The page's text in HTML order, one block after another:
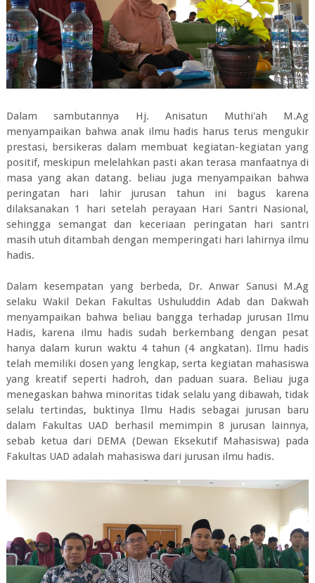
Dalam sambutannya Hj. Anisatun Muthi'ah M.Ag
menyampaikan bahwa anak ilmu hadis harus terus mengukir
prestasi, bersikeras dalam membuat kegiatan-kegiatan yang
positif, meskipun melelahkan pasti akan terasa manfaatnya di
masa yang akan datang. beliau juga menyampaikan bahwa
peringatan hari lahir jurusan tahun ini bagus karena
dilaksanakan 1 hari setelah perayaan Hari Santri Nasional,
sehingga semangat dan keceriaan peringatan hari santri
masih utuh ditambah dengan memperingati hari lahirnya ilmu
hadis.
Dalam kesempatan yang berbeda, Dr. Anwar Sanusi M.Ag
selaku Wakil Dekan Fakultas Ushuluddin Adab dan Dakwah
menyampaikan bahwa beliau bangga terhadap jurusan Ilmu
Hadis, karena ilmu hadis sudah berkembang dengan pesat
hanya dalam kurun waktu 4 tahun (4 angkatan). Ilmu hadis
telah memiliki dosen yang lengkap, serta kegiatan mahasiswa
yang kreatif seperti hadroh, dan paduan suara. Beliau juga
menegaskan bahwa minoritas tidak selalu yang dibawah, tidak
selalu tertindas, buktinya Ilmu Hadis sebagai jurusan baru
dalam Fakultas UAD berhasil memimpin 8 jurusan lainnya,
sebab ketua dari DEMA (Dewan Eksekutif Mahasiswa) pada
Fakultas UAD adalah mahasiswa dari jurusan ilmu hadis.